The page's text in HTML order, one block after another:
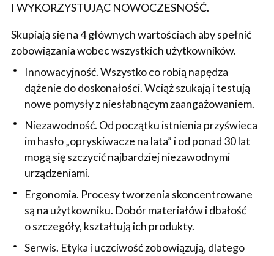
I WYKORZYSTUJĄC NOWOCZESNOŚĆ.
Skupiają się na 4 głównych wartościach aby spełnić
zobowiązania wobec wszystkich użytkowników.
Innowacyjność. Wszystko co robią napędza
dążenie do doskonałości. Wciąż szukają i testują
nowe pomysły z niesłabnącym zaangażowaniem.
Niezawodność. Od początku istnienia przyświeca
im hasło „opryskiwacze na lata” i od ponad 30 lat
mogą się szczycić najbardziej niezawodnymi
urządzeniami.
Ergonomia. Procesy tworzenia skoncentrowane
są na użytkowniku. Dobór materiałów i dbałość
o szczegóły, kształtują ich produkty.
Serwis. Etyka i uczciwość zobowiązują, dlatego